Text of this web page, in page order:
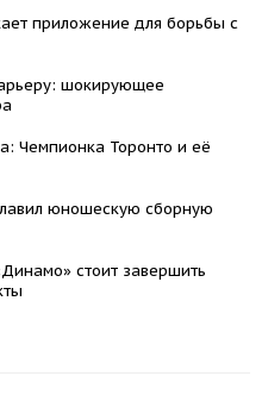
приложение для борьбы с
шокирующее
Чемпионка Торонто и её
юношескую сборную
стоит завершить